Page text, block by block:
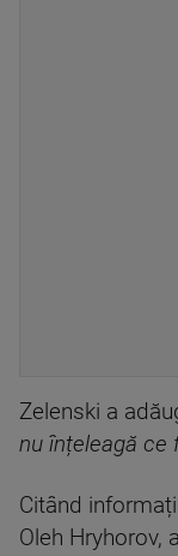
Zelenski a
nu înțeleagă ce
Citând
Oleh Hryhorov,